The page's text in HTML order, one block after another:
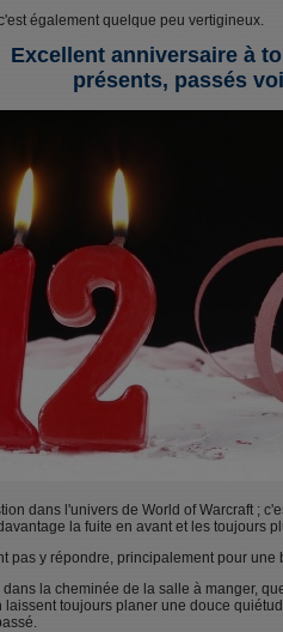
également quelque peu vertigineux.
Excellent anniversaire à
présents, passés
dans l'univers de World of Warcraft ;
la fuite en avant et les toujours
pas y répondre, principalement pour une
la cheminée de la salle à manger,
laissent toujours planer une douce